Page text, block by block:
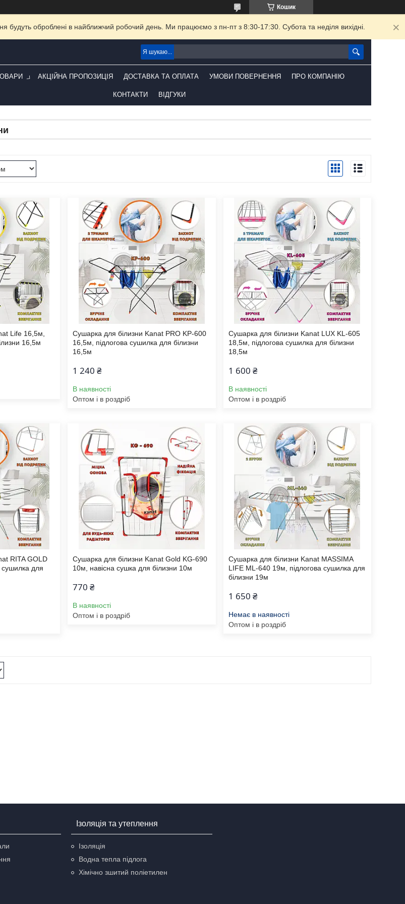
Кошик
будуть оброблені в найближчий робочий день. Ми працюємо з пн-пт з 8:30-17:30. Субота та неділя вихідні.
АКЦІЙНА ПРОПОЗИЦІЯ ДОСТАВКА ТА ОПЛАТА УМОВИ ПОВЕРНЕННЯ ПРО КОМПАНІЮ
КОНТАКТИ ВІДГУКИ
Life 16,5м,
16,5м
Сушарка для білизни Kanat PRO KP-600
16,5м, підлогова сушилка для білизни
16,5м
1 240 ₴
В наявності
Оптом і в роздріб
Сушарка для білизни Kanat LUX KL-605
18,5м, підлогова сушилка для білизни
18,5м
1 600 ₴
В наявності
Оптом і в роздріб
RITA GOLD
сушилка для
Сушарка для білизни Kanat Gold KG-690
10м, навісна сушка для білизни 10м
770 ₴
В наявності
Оптом і в роздріб
Сушарка для білизни Kanat MASSIMA
LIFE ML-640 19м, підлогова сушилка для
білизни 19м
1 650 ₴
Немає в наявності
Оптом і в роздріб
Ізоляція та утеплення
Ізоляція
Водна тепла підлога
Хімічно зшитий поліетилен